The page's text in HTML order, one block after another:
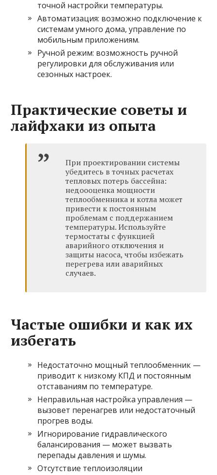
точной настройки температуры.
Автоматизация: возможно подключение к
системам умного дома, управление по
мобильным приложениям.
Ручной режим: возможность ручной
регулировки для обслуживания или
сезонных настроек.
Практические советы и
лайфхаки из опыта
При проектировании системы
убедитесь в точных расчетах
тепловых потерь бассейна:
недоооценка мощности
теплообменника и котла может
привести к постоянным
проблемам с поддержанием
температуры. Используйте
термостаты с функцией
аварийного отключения и
защиты насоса, чтобы избежать
перегрева или аварийных
случаев.
Частые ошибки и как их
избегать
Недостаточно мощный теплообменник —
приводит к низкому КПД и постоянным
отставаниям по температуре.
Неправильная настройка управления —
вызовет перенагрев или недостаточный
прогрев воды.
Игнорирование гидравлического
балансирования — может вызвать
перепады давления и шумы.
Отсутствие теплоизоляции